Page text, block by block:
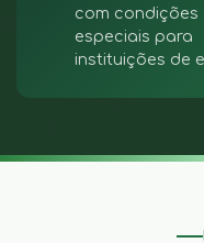
com condições
especiais para
instituições de